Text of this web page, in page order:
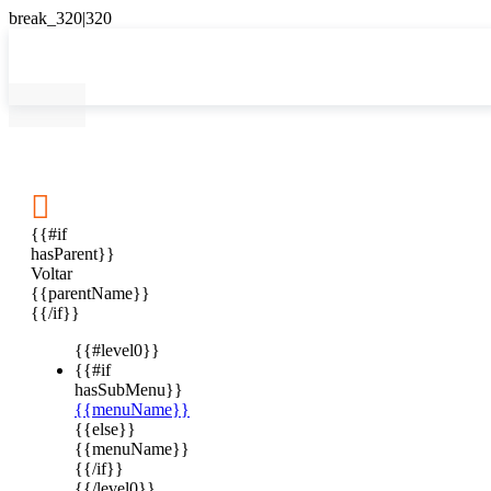

{{#if
hasParent}}
Voltar
{{parentName}}
{{/if}}
{{#level0}}
{{#if
hasSubMenu}}
{{menuName}}
{{else}}
{{menuName}}
{{/if}}